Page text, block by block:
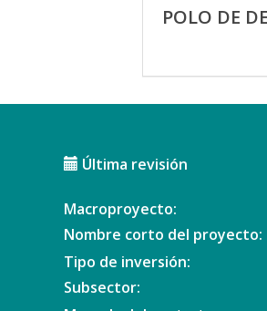
POLO DE
Última revisión
Macroproyecto:
Nombre corto del proyecto:
Tipo de inversión:
Subsector: